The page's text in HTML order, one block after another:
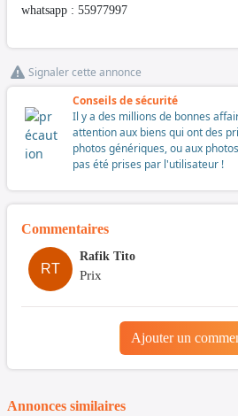
whatsapp : 55977997
Signaler cette annonce
Conseils de sécurité
Il y a des millions de bonnes
attention aux biens qui ont des
photos génériques, ou aux
pas été prises par l'utilisateur !
Commentaires
RT
Rafik Tito
Prix
Ajouter un
Annonces similaires